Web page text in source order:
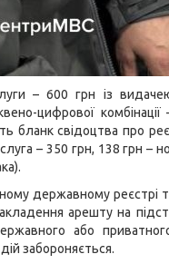
– 600 грн із
цифрової комбінації
бланк свідоцтва про
– 350 грн, 138 грн –
державному реєстрі
арешту на
або
забороняється.